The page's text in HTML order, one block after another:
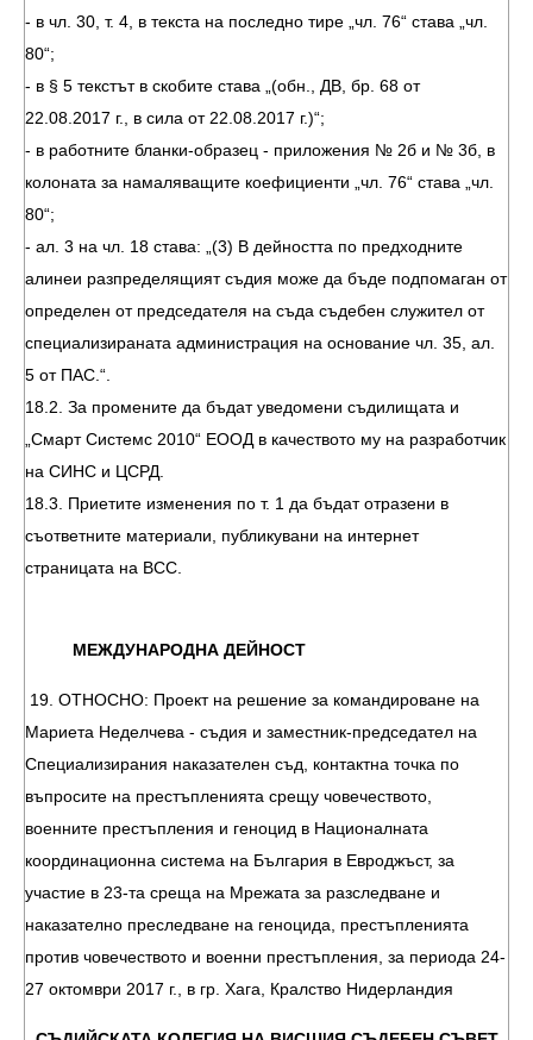
- в чл. 30, т. 4, в текста на последно тире „чл. 76“ става „чл.
80“;
- в § 5 текстът в скобите става „(обн., ДВ, бр. 68 от
22.08.2017 г., в сила от 22.08.2017 г.)“;
- в работните бланки-образец - приложения № 2б и № 3б, в
колоната за намаляващите коефициенти „чл. 76“ става „чл.
80“;
- ал. 3 на чл. 18 става: „(3) В дейността по предходните
алинеи разпределящият съдия може да бъде подпомаган от
определен от председателя на съда съдебен служител от
специализираната администрация на основание чл. 35, ал.
5 от ПАС.“.
18.2. За промените да бъдат уведомени съдилищата и
„Смарт Системс 2010“ ЕООД в качеството му на разработчик
на СИНС и ЦСРД.
18.3. Приетите изменения по т. 1 да бъдат отразени в
съответните материали, публикувани на интернет
страницата на ВСС.
МЕЖДУНАРОДНА ДЕЙНОСТ
19. ОТНОСНО: Проект на решение за командироване на
Мариета Неделчева - съдия и заместник-председател на
Специализирания наказателен съд, контактна точка по
въпросите на престъпленията срещу човечеството,
военните престъпления и геноцид в Националната
координационна система на България в Евроджъст, за
участие в 23-та среща на Мрежата за разследване и
наказателно преследване на геноцида, престъпленията
против човечеството и военни престъпления, за периода 24-
27 октомври 2017 г., в гр. Хага, Кралство Нидерландия